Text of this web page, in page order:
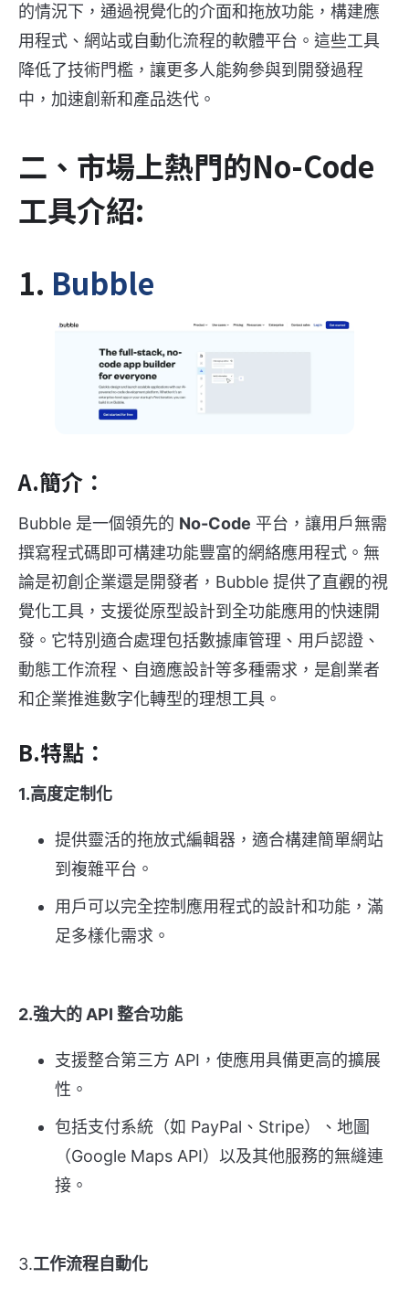
的情況下，通過視覺化的介面和拖放功能，構建應
用程式、網站或自動化流程的軟體平台。這些工具
降低了技術門檻，讓更多人能夠參與到開發過程
中，加速創新和產品迭代。
二、市場上熱門的No-Code
工具介紹:
1. Bubble
A.簡介：
Bubble 是一個領先的 No-Code 平台，讓用戶無需
撰寫程式碼即可構建功能豐富的網絡應用程式。無
論是初創企業還是開發者，Bubble 提供了直觀的視
覺化工具，支援從原型設計到全功能應用的快速開
發。它特別適合處理包括數據庫管理、用戶認證、
動態工作流程、自適應設計等多種需求，是創業者
和企業推進數字化轉型的理想工具。
B.特點：
1.高度定制化
提供靈活的拖放式編輯器，適合構建簡單網站
到複雜平台。
用戶可以完全控制應用程式的設計和功能，滿
足多樣化需求。
2.強大的 API 整合功能
支援整合第三方 API，使應用具備更高的擴展
性。
包括支付系統（如 PayPal、Stripe）、地圖
（Google Maps API）以及其他服務的無縫連
接。
3.工作流程自動化